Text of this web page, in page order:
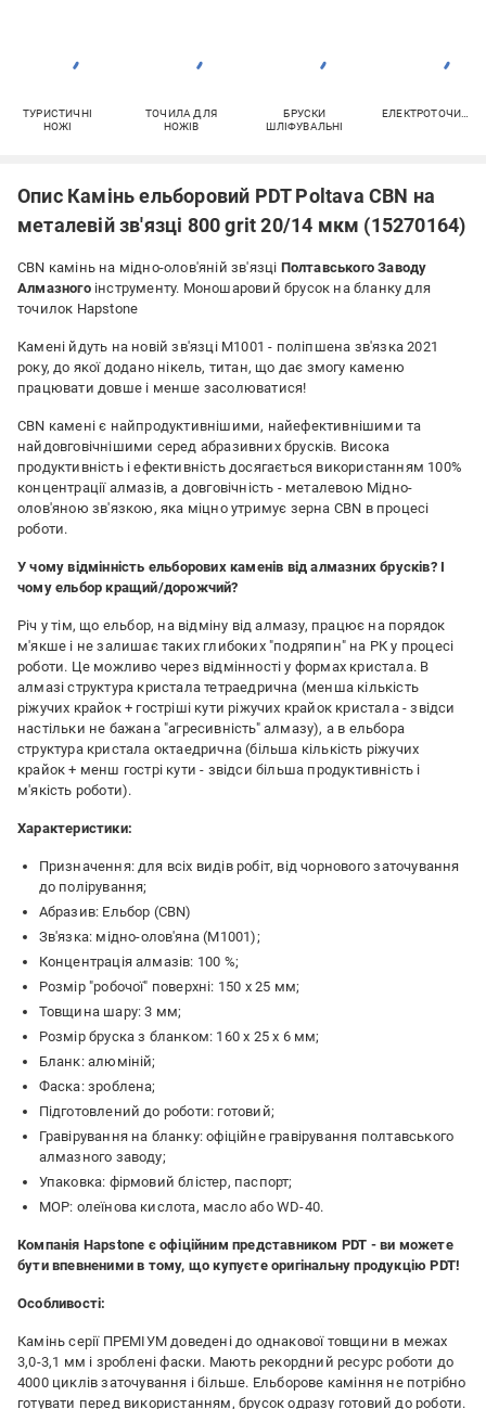
ТУРИСТИЧНІ
НОЖІ
ТОЧИЛА ДЛЯ
НОЖІВ
БРУСКИ
ШЛІФУВАЛЬНІ
Опис Камінь ельборовий PDT Poltava CBN на
металевій зв'язці 800 grit 20/14 мкм (15270164)
CBN камінь на мідно-олов'яній зв'язці Полтавського Заводу
Алмазногоінструменту. Моношаровий брусок на бланку для
точилок Hapstone
Камені йдуть на новій зв'язці М1001 - поліпшена зв'язка 2021
року, до якої додано нікель, титан, що дає змогу каменю
працювати довше і менше засолюватися!
CBN камені є найпродуктивнішими, найефективнішими та
найдовговічнішими серед абразивних брусків. Висока
продуктивність і ефективність досягається використанням 100%
концентрації алмазів, а довговічність - металевою Мідно-
олов'яною зв'язкою, яка міцно утримує зерна CBN в процесі
роботи.
У чому відмінність ельборових каменів від алмазних брусків? І
чому ельбор кращий/дорожчий?
Річ у тім, що ельбор, на відміну від алмазу, працює на порядок
м'якше і не залишає таких глибоких "подряпин" на РК у процесі
роботи. Це можливо через відмінності у формах кристала. В
алмазі структура кристала тетраедрична (менша кількість
ріжучих крайок + гостріші кути ріжучих крайок кристала - звідси
настільки не бажана "агресивність" алмазу), а в ельбора
структура кристала октаедрична (більша кількість ріжучих
крайок + менш гострі кути - звідси більша продуктивність і
м'якість роботи).
Характеристики:
Призначення: для всіх видів робіт, від чорнового заточування
до полірування;
Абразив: Ельбор (CBN)
Зв'язка: мідно-олов'яна (М1001);
Концентрація алмазів: 100 %;
Розмір "робочої" поверхні: 150 х 25 мм;
Товщина шару: 3 мм;
Розмір бруска з бланком: 160 х 25 х 6 мм;
Бланк: алюміній;
Фаска: зроблена;
Підготовлений до роботи: готовий;
Гравірування на бланку: офіційне гравірування полтавського
алмазного заводу;
Упаковка: фірмовий блістер, паспорт;
МОР: олеїнова кислота, масло або WD-40.
Компанія Hapstone є офіційним представником PDT - ви можете
бути впевненими в тому, що купуєте оригінальну продукцію PDT!
Особливості:
Камінь серії ПРЕМІУМ доведені до однакової товщини в межах
3,0-3,1 мм і зроблені фаски. Мають рекордний ресурс роботи до
4000 циклів заточування і більше. Ельборове каміння не потрібно
готувати перед використанням, брусок одразу готовий до роботи.